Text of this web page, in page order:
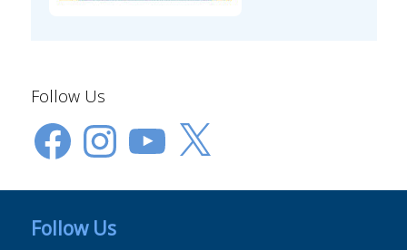
Follow Us
FacebookInstagramYouTube
X
Follow Us